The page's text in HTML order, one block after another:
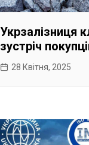
Укрзалізниця
зустріч
28 Квітня, 2025